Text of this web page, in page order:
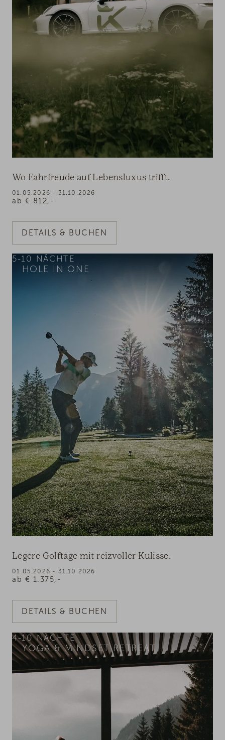
Wo Fahrfreude auf Lebensluxus trifft.
ab € 812,-
01.05.2026 - 31.10.2026
DETAILS & BUCHEN
HOLE IN ONE
5-10 NÄCHTE
Legere Golftage mit reizvoller Kulisse.
ab € 1.375,-
01.05.2026 - 31.10.2026
DETAILS & BUCHEN
YOGA & MINDSET RETREAT
4-10NÄCHTE